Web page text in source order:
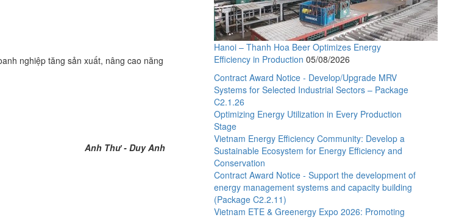
nghiệp tăng sản xuất, nâng cao năng
Anh Thư - Duy Anh
Hanoi – Thanh Hoa Beer Optimizes Energy
Efficiency in Production 05/08/2026
Contract Award Notice - Develop/Upgrade MRV
Systems for Selected Industrial Sectors – Package
C2.1.26
Optimizing Energy Utilization in Every Production
Stage
Vietnam Energy Efficiency Community: Develop a
Sustainable Ecosystem for Energy Efficiency and
Conservation
Contract Award Notice - Support the development of
energy management systems and capacity building
(Package C2.2.11)
Vietnam ETE & Greenergy Expo 2026: Promoting